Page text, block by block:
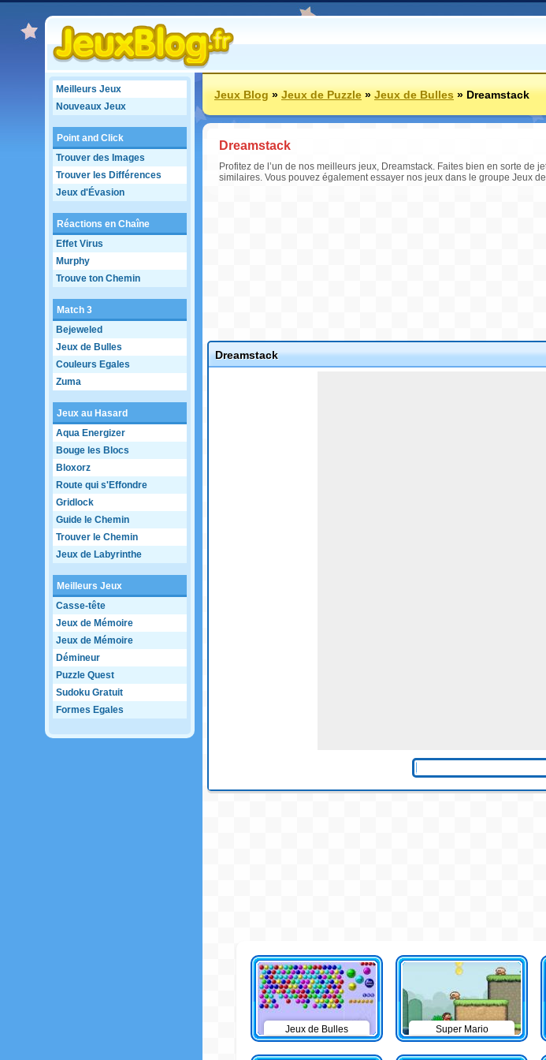
Meilleurs Jeux
Nouveaux Jeux
Point and Click
Trouver des Images
Trouver les Différences
Jeux d'Évasion
Réactions en Chaîne
Effet Virus
Murphy
Trouve ton Chemin
Match 3
Bejeweled
Jeux de Bulles
Couleurs Egales
Zuma
Jeux au Hasard
Aqua Energizer
Bouge les Blocs
Bloxorz
Route qui s'Effondre
Gridlock
Guide le Chemin
Trouver le Chemin
Jeux de Labyrinthe
Meilleurs Jeux
Casse-tête
Jeux de Mémoire
Jeux de Mémoire
Démineur
Puzzle Quest
Sudoku Gratuit
Formes Egales
Jeux Blog»Jeux de Puzzle»Jeux de Bulles»Dreamstack
Dreamstack
Profitez de l’un de nos meilleurs jeux, Dreamstack. Faites bien en sorte
similaires. Vous pouvez également essayer nos jeux dans le groupe Jeux
Dreamstack
Jeux de Bulles Super Mario